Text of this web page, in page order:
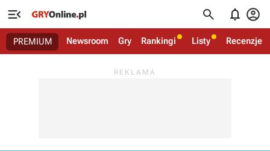
   
PREMIUM Newsroom Gry Rankingi Listy Recenzje